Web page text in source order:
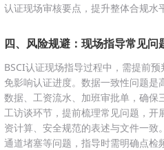
认证现场审核要点，提升整体合规水
四、风险规避：现场指导常见问
BSCI认证现场指导过程中，需提前
免影响认证进度。数据一致性问题
数据、工资流水、加班审批单，确保
工访谈环节，提前梳理常见问题，
资计算、安全规范的表述与文件一致
通道堵塞等问题，指导时需明确点